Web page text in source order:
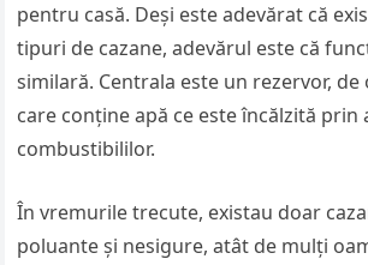
pentru casă. Deși este adevărat că
tipuri de cazane, adevărul este că
similară. Centrala este un rezervor,
care conține apă ce este încălzită prin
combustibililor.
În vremurile trecute, existau doar
poluante și nesigure, atât de mulți